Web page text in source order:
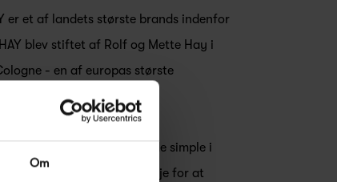
Om
er et af landets største brands indenfor
blev stiftet af Rolf og Mette Hay i
- en af europas største
Meget stærkt.
der er så enestående simple i
Hos HAY har man øje for at